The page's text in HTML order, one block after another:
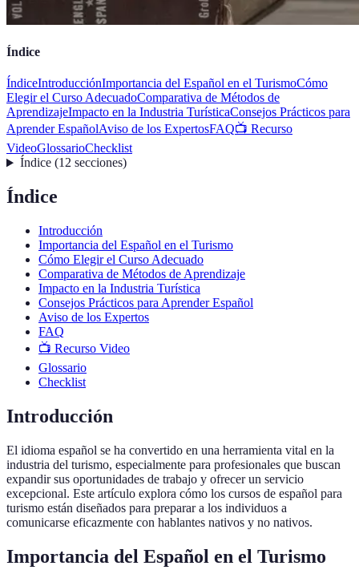
Índice
ÍndiceIntroducciónImportancia del Español en el TurismoCómo
Elegir el Curso AdecuadoComparativa de Métodos de
AprendizajeImpacto en la Industria TurísticaConsejos Prácticos para
Aprender EspañolAviso de los ExpertosFAQ📺 Recurso
VideoGlossarioChecklist
Índice(12 secciones)
Índice
Introducción
Importancia del Español en el Turismo
Cómo Elegir el Curso Adecuado
Comparativa de Métodos de Aprendizaje
Impacto en la Industria Turística
Consejos Prácticos para Aprender Español
Aviso de los Expertos
FAQ
📺 Recurso Video
Glossario
Checklist
Introducción
El idioma español se ha convertido en una herramienta vital en la
industria del turismo, especialmente para profesionales que buscan
expandir sus oportunidades de trabajo y ofrecer un servicio
excepcional. Este artículo explora cómo los cursos de español para
turismo están diseñados para preparar a los individuos a
comunicarse eficazmente con hablantes nativos y no nativos.
Importancia del Español en el Turismo